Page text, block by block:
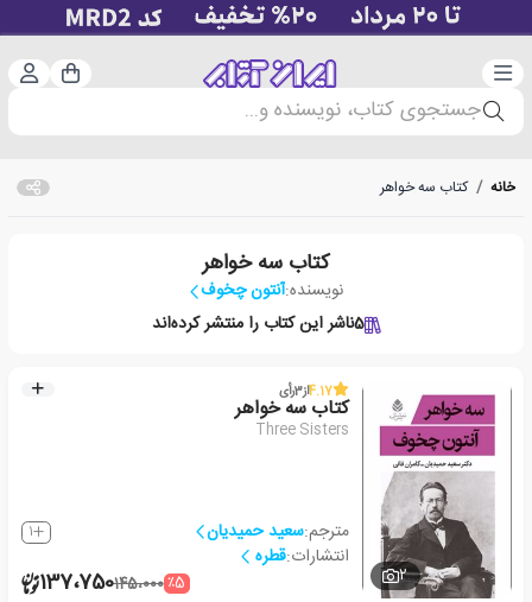
دسته‌بندی سبد
جستجوی کتاب، نویسنده و...
خانه / کتاب سه خواهر
کتاب سه خواهر
نویسنده:آنتون چخوف
5ناشر این کتاب را منتشر کرده‌اند
2
4.17از3رأی
کتاب سه خواهر
Three Sisters
مترجم:سعید حمیدیان 1
انتشارات:قطره
٪5145،000137،750